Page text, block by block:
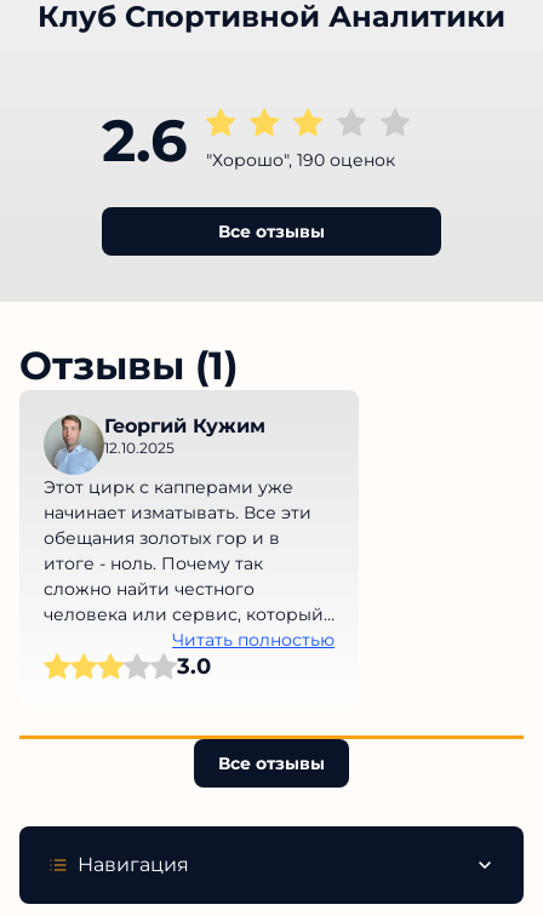
Клуб Спортивной Аналитики
2.6 "Хорошо", 190 оценок
Все отзывы
Отзывы (1)
Георгий Кужим
12.10.2025
Этот цирк с капперами уже
начинает изматывать. Все эти
обещания золотых гор и в
итоге - ноль. Почему так
сложно найти честного
человека или сервис, который
не обманет нас на деньги?
Просто невыносимо!
Читать полностью
3.0
Все отзывы
Навигация